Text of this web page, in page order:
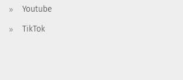
Youtube
TikTok